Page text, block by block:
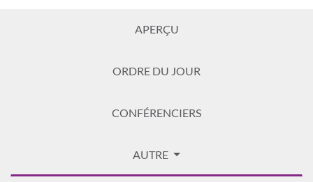
APERÇU
ORDRE DU JOUR
CONFÉRENCIERS
AUTRE